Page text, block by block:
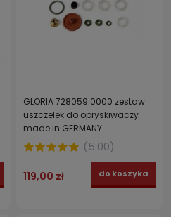
GLORIA 728059.0000 zestaw
uszczelek do opryskiwaczy
made in GERMANY
(5.00)
119,00 zł do koszyka